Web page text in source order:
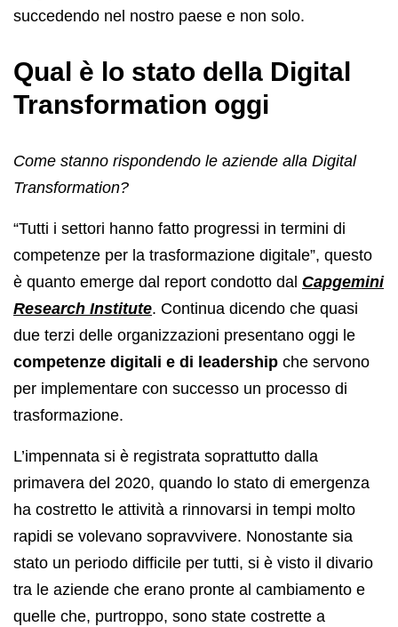
succedendo nel nostro paese e non solo.
Qual è lo stato della Digital
Transformation oggi
Come stanno rispondendo le aziende alla Digital
Transformation?
“Tutti i settori hanno fatto progressi in termini di
competenze per la trasformazione digitale”, questo
è quanto emerge dal report condotto dal Capgemini
Research Institute. Continua dicendo che quasi
due terzi delle organizzazioni presentano oggi le
competenze digitali e di leadership che servono
per implementare con successo un processo di
trasformazione.
L’impennata si è registrata soprattutto dalla
primavera del 2020, quando lo stato di emergenza
ha costretto le attività a rinnovarsi in tempi molto
rapidi se volevano sopravvivere. Nonostante sia
stato un periodo difficile per tutti, si è visto il divario
tra le aziende che erano pronte al cambiamento e
quelle che, purtroppo, sono state costrette a